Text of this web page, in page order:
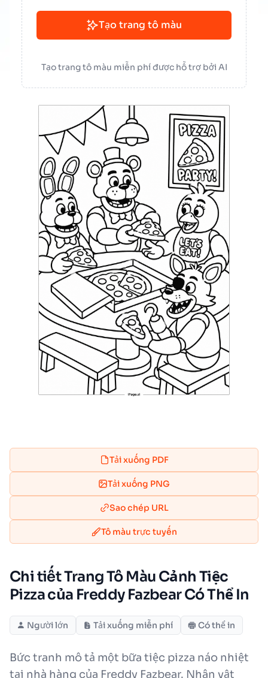
Tạo trang tô màu
Tạo trang tô màu miễn phí được hỗ trợ bởi AI
Tải xuống PDF
Tải xuống PNG
Sao chép URL
Tô màu trực tuyến
Chi tiết Trang Tô Màu Cảnh Tiệc
Pizza của Freddy Fazbear Có Thể In
Người lớn Tải xuống miễn phí Có thể in
Bức tranh mô tả một bữa tiệc pizza náo nhiệt
tại nhà hàng của Freddy Fazbear. Nhân vật